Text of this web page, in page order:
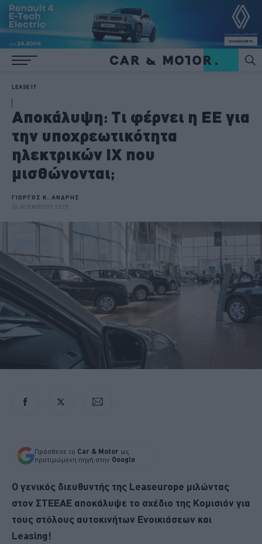
LEASE IT
Αποκάλυψη: Τι φέρνει η ΕΕ για
την υποχρεωτικότητα
ηλεκτρικών ΙΧ που
μισθώνονται;
ΓΙΩΡΓΟΣ Κ. ΑΝΔΡΗΣ
24 ΝΟΕΜΒΡΙΟΥ 2025
Πρόσθεσε το Car & Motor ως
προτιμώμενη πηγή στην Google
Ο γενικός διευθυντής της Leaseurope μιλώντας
στον ΣΤΕΕΑΕ αποκάλυψε το σχέδιο της Κομισιόν για
τους στόλους αυτοκινήτων Ενοικιάσεων και
Leasing!